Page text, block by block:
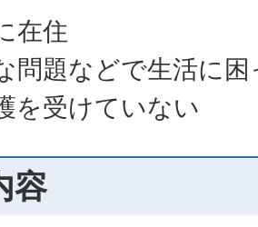
在住
問題などで生活に
を受けていない
容